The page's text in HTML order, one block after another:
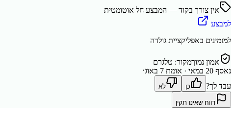
אין צורך בקוד — המבצע חל אוטומטית
למבצע
למזמינים באפליקציית גולדה
אמון נמוךמקור: טלגרם
נאסף 20 במאי
· אומת 7 באוג׳
עבד לך?
כן לא
דווח שאינו תקין